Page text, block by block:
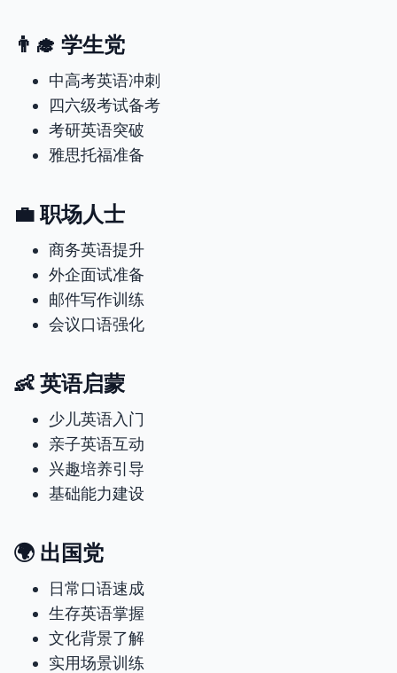
👨‍🎓 学生党
中高考英语冲刺
四六级考试备考
考研英语突破
雅思托福准备
💼 职场人士
商务英语提升
外企面试准备
邮件写作训练
会议口语强化
👶 英语启蒙
少儿英语入门
亲子英语互动
兴趣培养引导
基础能力建设
🌍 出国党
日常口语速成
生存英语掌握
文化背景了解
实用场景训练